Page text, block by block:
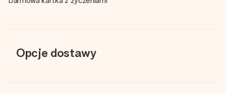
Opcje dostawy